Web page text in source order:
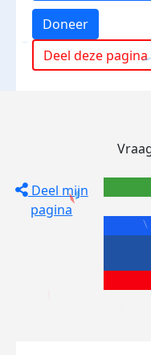
Doneer
Deel deze pagina
Deel mijn
pagina